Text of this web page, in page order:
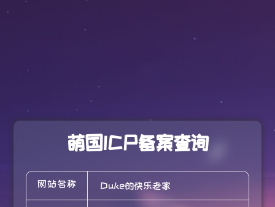
萌国ICP备案查询
网站名称 Duke的快乐老家